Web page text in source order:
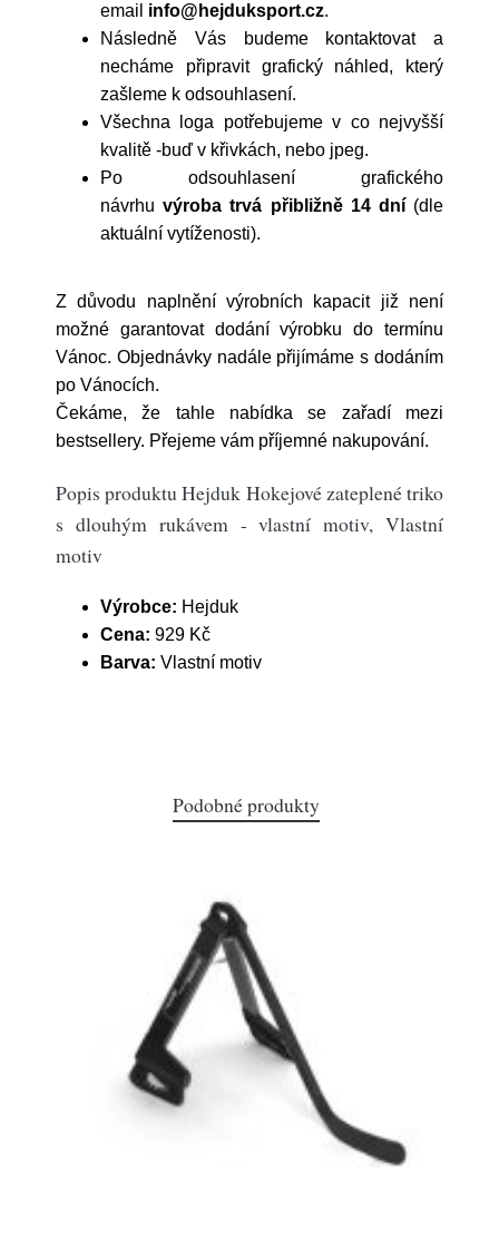
email info@hejduksport.cz.
Následně Vás budeme kontaktovat a
necháme připravit grafický náhled, který
zašleme k odsouhlasení.
Všechna loga potřebujeme v co nejvyšší
kvalitě -buď v křivkách, nebo jpeg.
Po odsouhlasení grafického
návrhu výroba trvá přibližně 14 dní(dle
aktuální vytíženosti).
Z důvodu naplnění výrobních kapacit již není
možné garantovat dodání výrobku do termínu
Vánoc. Objednávky nadále přijímáme s dodáním
po Vánocích.
Čekáme, že tahle nabídka se zařadí mezi
bestsellery. Přejeme vám příjemné nakupování.
Popis produktu Hejduk Hokejové zateplené triko
s dlouhým rukávem - vlastní motiv, Vlastní
motiv
Výrobce: Hejduk
Cena: 929 Kč
Barva: Vlastní motiv
Podobné produkty